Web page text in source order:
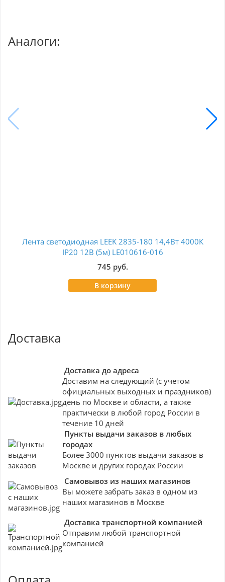
Аналоги:
Лента светодиодная LEEK 2835-180 14,4Вт 4000К
IP20 12В (5м) LE010616-016
745 руб.
В корзину
Доставка
Доставка до адреса
Доставим на следующий (с учетом
официальных выходных и праздников)
день по Москве и области, а также
практически в любой город России в
течение 10 дней
Пункты выдачи заказов в любых
городах
Более 3000 пунктов выдачи заказов в
Москве и других городах России
Самовывоз из наших магазинов
Вы можете забрать заказ в одном из
наших магазинов в Москве
Доставка транспортной компанией
Отправим любой транспортной
компанией